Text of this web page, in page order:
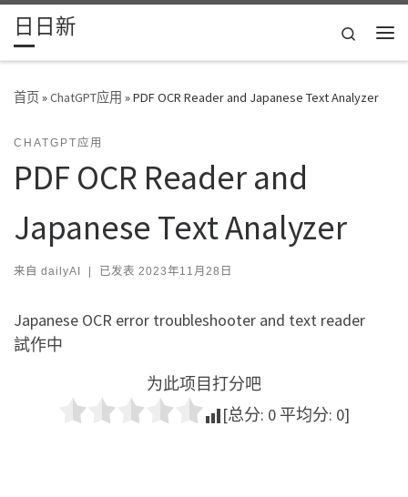
Skip to content
日日新
Search
首页»ChatGPT应用 »PDF OCR Reader and Japanese Text Analyzer
CHATGPT应用
PDF OCR Reader and
Japanese Text Analyzer
来自 dailyAI | 已发表 2023年11月28日
Japanese OCR error troubleshooter and text reader
試作中
为此项目打分吧
[总分: 0 平均分: 0]